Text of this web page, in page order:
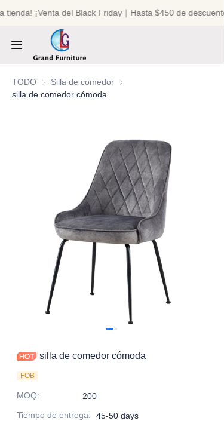
tienda! ¡Venta del Black Friday｜Hasta $450 de descuento!
TODO
Silla de comedor Silla de comedor
silla de comedor cómoda
silla de comedor cómoda
FOB
MOQ:
200
Tiempo de entrega: 45-50 days
PRODUCTOS
CONTÁCTANOS